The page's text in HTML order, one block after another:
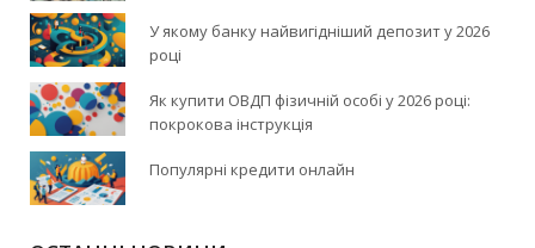
У якому банку найвигідніший депозит у 2026
році
Як купити ОВДП фізичній особі у 2026 році:
покрокова інструкція
Популярні кредити онлайн